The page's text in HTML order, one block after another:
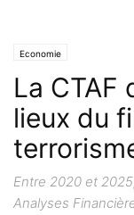
Economie
La CTAF
lieux du
Entre 2020 et
Analyses